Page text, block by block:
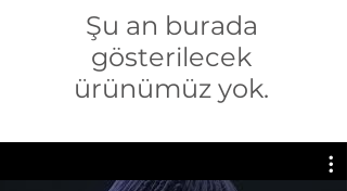
Şu an burada
gösterilecek
ürünümüz yok.